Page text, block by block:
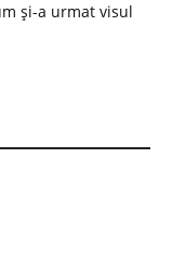
și-a urmat visul